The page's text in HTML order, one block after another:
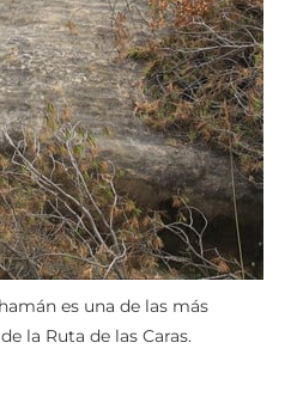
es una de las más
la Ruta de las Caras.